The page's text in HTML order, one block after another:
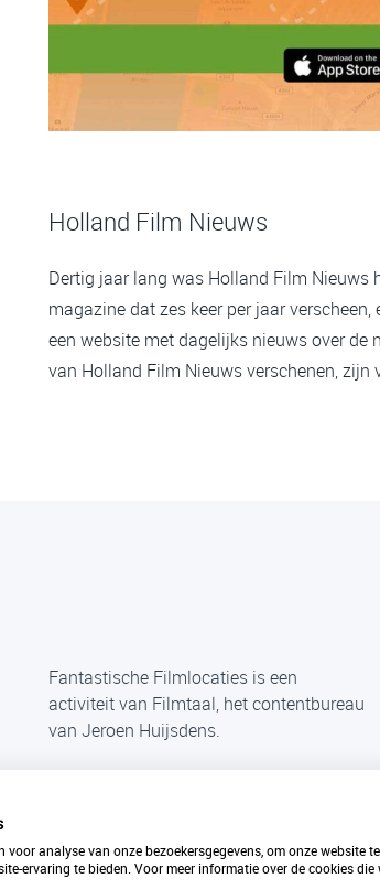
Holland Film Nieuws
Dertig jaar lang was Holland Film Nieuws
magazine dat zes keer per jaar
een website met dagelijks nieuws over
van Holland Film Nieuws verschenen,
Fantastische Filmlocaties is een
activiteit van Filmtaal, het contentbureau
van Jeroen Huijsdens.
voor analyse van onze bezoekersgegevens, om onze website
ervaring te bieden. Voor meer informatie over de cookies